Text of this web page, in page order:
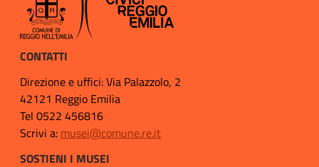
CONTATTI
Direzione e uffici: Via Palazzolo, 2
42121 Reggio Emilia
Tel 0522 456816
Scrivi a: musei@comune.re.it
SOSTIENI I MUSEI